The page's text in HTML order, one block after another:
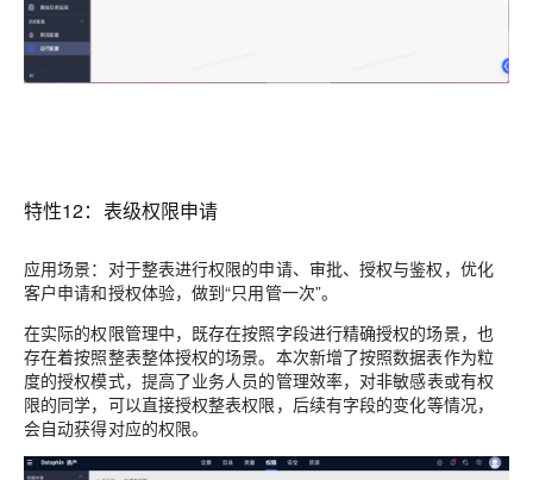
特性12：表级权限申请
应用场景：对于整表进行权限的申请、审批、授权与鉴权，优化
客户申请和授权体验，做到“只用管一次”。
在实际的权限管理中，既存在按照字段进行精确授权的场景，也
存在着按照整表整体授权的场景。本次新增了按照数据表作为粒
度的授权模式， 提高了业务人员的管理效率，对非敏感表或有权
限的同学，可以直接授权整表权限， 后续有字段的变化等情况，
会自动获得对应的权限。